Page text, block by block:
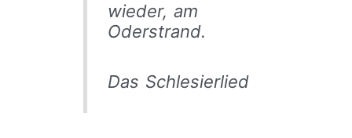
wieder, am
Oderstrand.
Das Schlesierlied